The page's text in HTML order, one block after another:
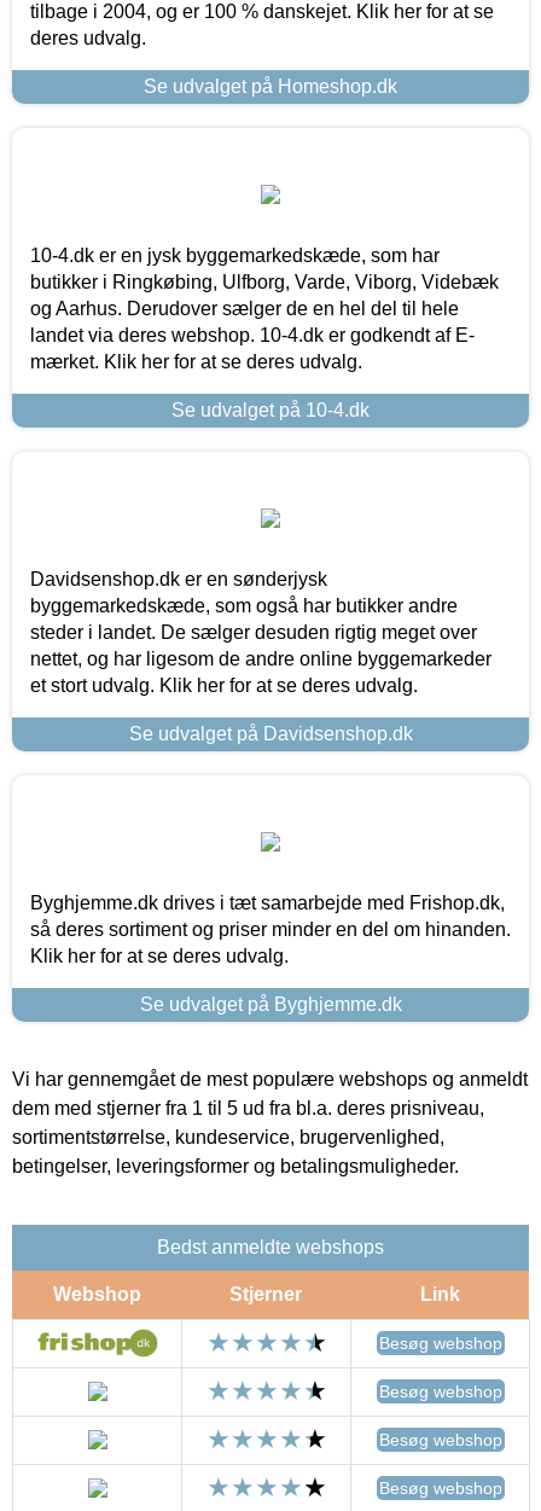
tilbage i 2004, og er 100 % danskejet. Klik her for at se
deres udvalg.
Se udvalget på Homeshop.dk
10-4.dk er en jysk byggemarkedskæde, som har
butikker i Ringkøbing, Ulfborg, Varde, Viborg, Videbæk
og Aarhus. Derudover sælger de en hel del til hele
landet via deres webshop. 10-4.dk er godkendt af E-
mærket. Klik her for at se deres udvalg.
Se udvalget på 10-4.dk
Davidsenshop.dk er en sønderjysk
byggemarkedskæde, som også har butikker andre
steder i landet. De sælger desuden rigtig meget over
nettet, og har ligesom de andre online byggemarkeder
et stort udvalg. Klik her for at se deres udvalg.
Se udvalget på Davidsenshop.dk
Byghjemme.dk drives i tæt samarbejde med Frishop.dk,
så deres sortiment og priser minder en del om hinanden.
Klik her for at se deres udvalg.
Se udvalget på Byghjemme.dk
Vi har gennemgået de mest populære webshops og anmeldt
dem med stjerner fra 1 til 5 ud fra bl.a. deres prisniveau,
sortimentstørrelse, kundeservice, brugervenlighed,
betingelser, leveringsformer og betalingsmuligheder.
Bedst anmeldte webshops
Webshop Stjerner Link
Besøg webshop
Besøg webshop
Besøg webshop
Besøg webshop